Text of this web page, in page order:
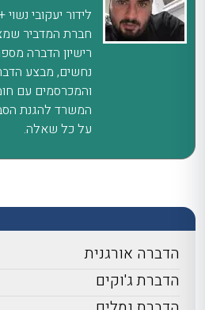
לידור יעקובי
חברת המדביר
נחשים, מבצע
והמכרסמים עם
המשרד להגנת
על כל שאלה.
הדברה אורגנית
הדברת ג'וקים